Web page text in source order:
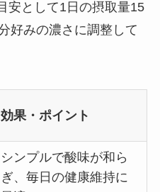
安として1日の摂取量15
好みの濃さに調整して
効果・ポイント
シンプルで酸味が和ら
ぎ、毎日の健康維持に